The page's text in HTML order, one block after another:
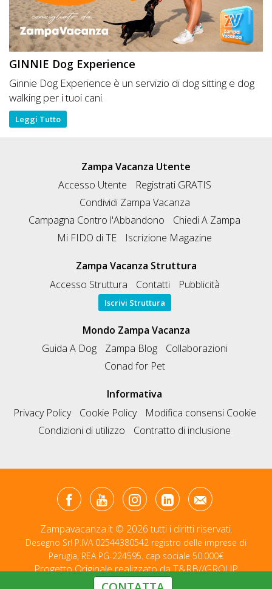
GINNIE Dog Experience
Ginnie Dog Experience è un servizio di dog sitting e dog
walking per i tuoi cani.
Leggi Tutto
Zampa Vacanza Utente
Accesso Utente
Registrati GRATIS
Condividi Zampa Vacanza
Campagna Contro l'Abbandono
Chiedi A Zampa
Mi FIDO di TE
Iscrizione Magazine
Zampa Vacanza Struttura
Accesso Struttura
Contatti Pubblicità
Iscrivi Struttura
Mondo Zampa Vacanza
Guida A Dog
Zampa Blog
Collaborazioni
Conad for Pet
Informativa
Privacy Policy
Cookie Policy
Modifica consensi Cookie
Condizioni di utilizzo
Contratto di inclusione
Zampavacanza.it © 2026 tutti i diritti riservati.
Desegno Srl P.IVA 02544380542 registro delle imprese di
Perugia, REA PG-224595. cap sociale 50.000€
Progetto Originale realizzato daT&RB//GROUP